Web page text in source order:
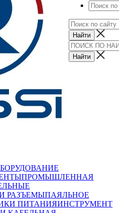
ПРОМЫШЛЕННАЯ
РАЗЪЕМЫПАЯЛЬНОЕ
ПИТАНИЯИНСТРУМЕНТ